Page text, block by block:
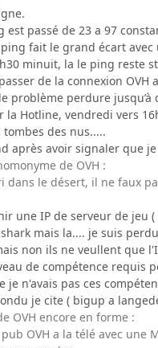
passé de 23 a 97
fait le grand écart avec
minuit, la le ping reste
de la connexion OVH a
problème perdure
la Hotline, vendredi vers
des nus.....
après avoir signaler que
de OVH :
dans le désert, il ne faux
une IP de serveur de jeu
mais la.... je suis
non ils ne veullent que
de compétence requis
n'avais pas ces
je cite ( bigup a
OVH encore en forme :
OVH a la télé avec